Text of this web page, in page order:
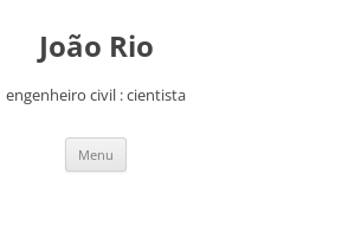
João Rio
engenheiro civil : cientista
Menu